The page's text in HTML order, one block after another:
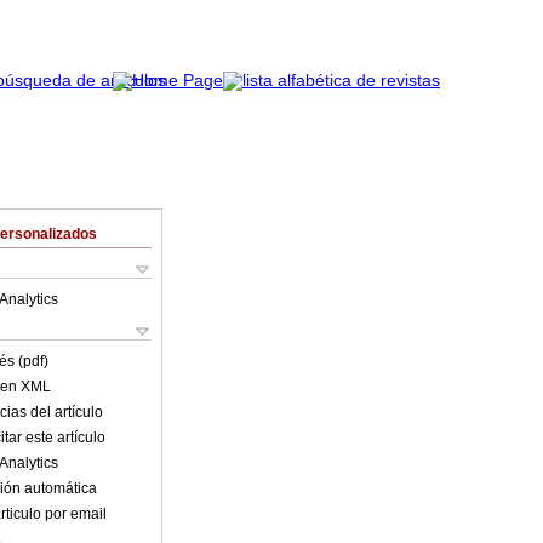
(pdf)
XML
del artículo
este artículo
automática
por email